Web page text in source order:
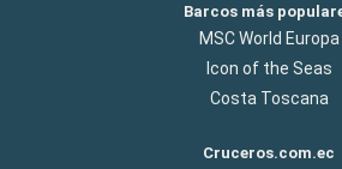
Barcos más
MSC World Europa
Icon of the Seas
Costa Toscana
Cruceros.com.ec